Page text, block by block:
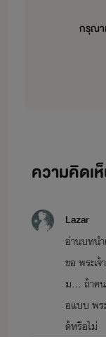
กรุณา
ความคิดเ
Lazar
อ่านบทน
ขอ พระเ
ม... ถ้าค
อแบบ พร
ด้หรือไม่